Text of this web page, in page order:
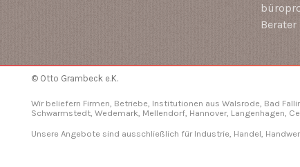
Berater
© Otto Grambeck e.K.
Wir beliefern Firmen, Betriebe, Institutionen aus Walsrode, Bad
Schwarmstedt, Wedemark, Mellendorf, Hannover, Langenhagen,
Unsere Angebote sind ausschließlich für Industrie, Handel,